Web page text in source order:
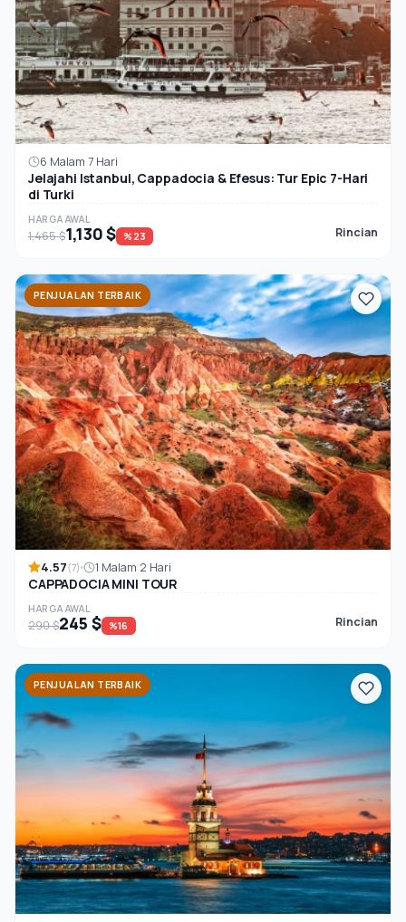
6 Malam 7 Hari
Jelajahi Istanbul, Cappadocia & Efesus: Tur Epic 7-Hari
di Turki
HARGA AWAL
1,465 $1,130 $ %23 Rincian
PENJUALAN TERBAIK
4.57(7) 1 Malam 2 Hari
CAPPADOCIA MINI TOUR
HARGA AWAL
290 $245 $ %16 Rincian
PENJUALAN TERBAIK